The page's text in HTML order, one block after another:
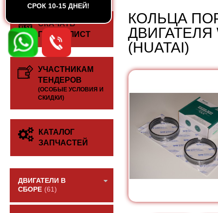
СРОК 10-15 ДНЕЙ!
СКАЧАТЬ
ПРАЙС-ЛИСТ
УЧАСТНИКАМ
ТЕНДЕРОВ
(ОСОБЫЕ УСЛОВИЯ И
СКИДКИ)
КАТАЛОГ
ЗАПЧАСТЕЙ
ДВИГАТЕЛИ В
СБОРЕ (61)
КОЛЬЦА
ДВИГАТЕЛЯ
(HUATAI)